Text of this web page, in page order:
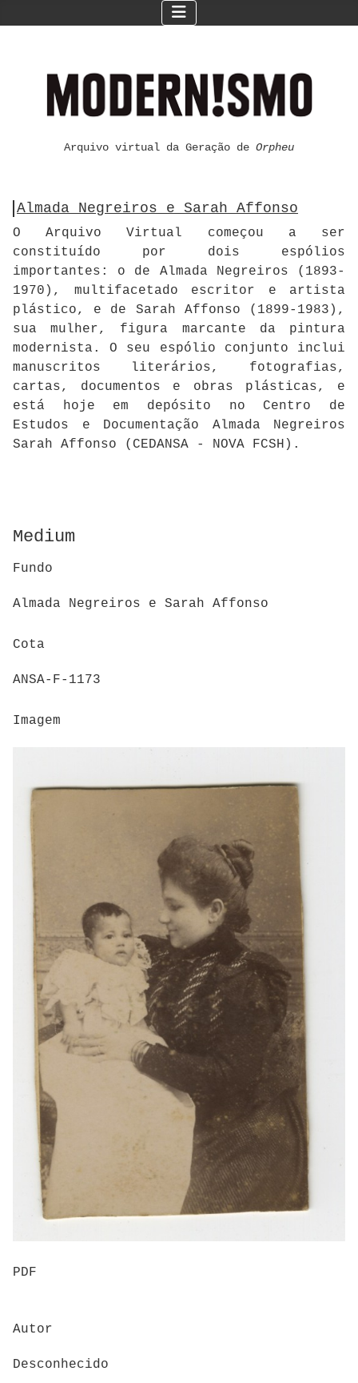
Arquivo virtual da Geração de Orpheu
Almada Negreiros e Sarah Affonso
O Arquivo Virtual começou a ser
constituído por dois espólios
importantes: o de Almada Negreiros (1893-
1970), multifacetado escritor e artista
plástico, e de Sarah Affonso (1899-1983),
sua mulher, figura marcante da pintura
modernista. O seu espólio conjunto inclui
manuscritos literários, fotografias,
cartas, documentos e obras plásticas, e
está hoje em depósito no Centro de
Estudos e Documentação Almada Negreiros
Sarah Affonso (CEDANSA - NOVA FCSH).
Medium
Fundo
Almada Negreiros e Sarah Affonso
Cota
ANSA-F-1173
Imagem
PDF
Autor
Desconhecido